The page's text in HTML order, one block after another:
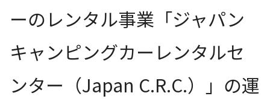
ーのレンタル事業「ジャパン
キャンピングカーレンタルセ
ンター（Japan C.R.C.）」の運